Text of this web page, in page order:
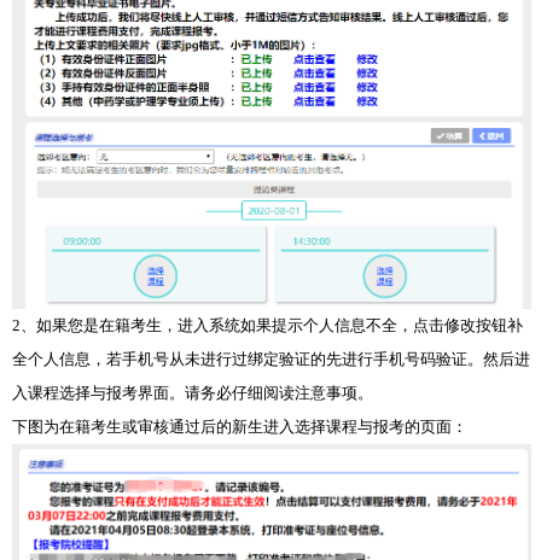
2、如果您是在籍考生，进入系统如果提示个人信息不全，点击修改按钮补
全个人信息，若手机号从未进行过绑定验证的先进行手机号码验证。然后进
入课程选择与报考界面。请务必仔细阅读注意事项。
下图为在籍考生或审核通过后的新生进入选择课程与报考的页面：